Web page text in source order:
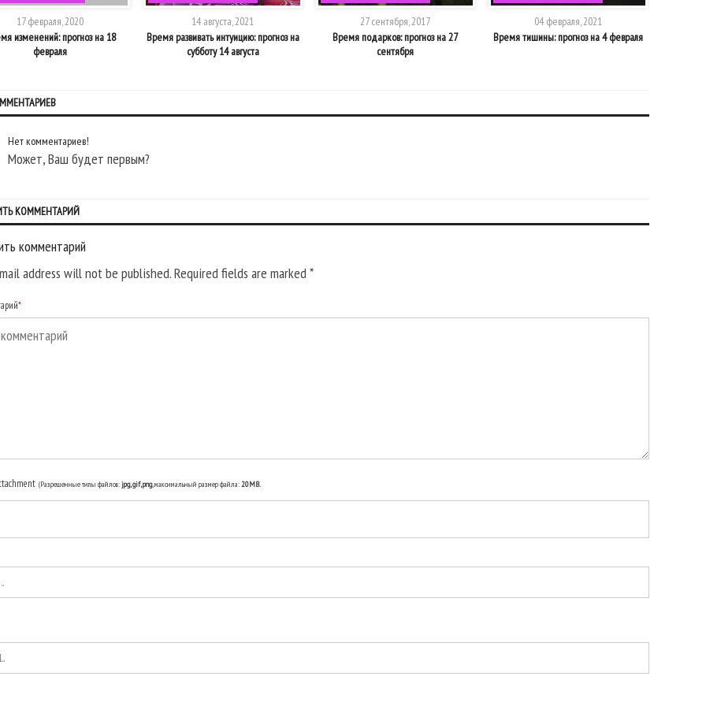
17 февраля, 2020
изменений: прогноз на 18
февраля
14 августа, 2021
Время развивать интуицию: прогноз на
субботу 14 августа
27 сентября, 2017
Время подарков: прогноз на 27
сентября
04 февраля, 2021
Время тишины: прогноз на 4 февраля
Нет комментариев!
Может, Ваш будет первым?
КОММЕНТАРИЙ
комментарий
address will not be published. Required fields are marked*
*
(Разрешенные типы файлов:jpg, gif, png, максимальный размер файла:20MB.